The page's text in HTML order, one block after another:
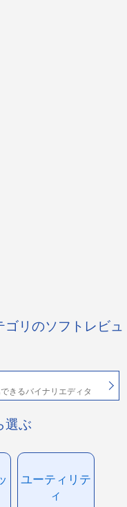
ゴリのソフトレビュ
きるバイナリエディタ
選ぶ
ユーティリテ
ィ